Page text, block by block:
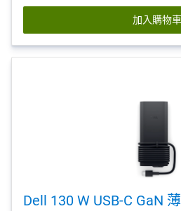
加入購物車
Dell 130 W USB-C GaN